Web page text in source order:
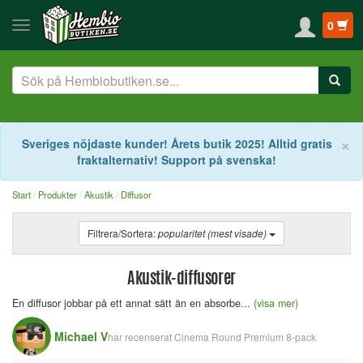
0
×
Sveriges nöjdaste kunder! Årets butik 2025! Alltid gratis
fraktalternativ! Support på svenska!
Start Produkter Akustik Diffusor
Filtrera/Sortera:popularitet (mest visade)
Akustik-diffusorer
En diffusor jobbar på ett annat sätt än en absorbe... (visa mer)
Michael Vhar recenseratCinema Round Premium 8-pack